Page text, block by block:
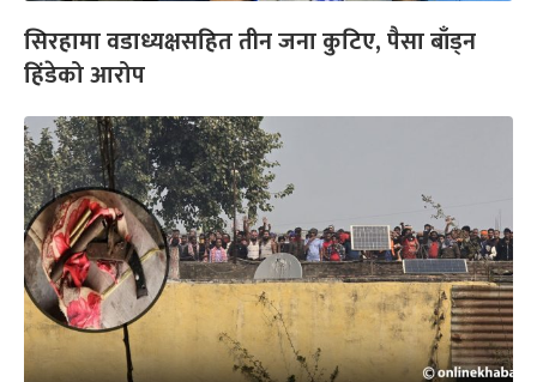
सिरहामा वडाध्यक्षसहित तीन जना कुटिए, पैसा बाँड्न
हिंडेको आरोप